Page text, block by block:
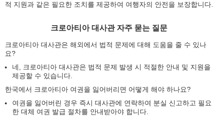
적 지원과 같은 필요한 조치를 제공하여 여행자의 안전을 보장합니다.
크로아티아 대사관 자주 묻는 질문
크로아티아 대사관은 해외에서 법적 문제에 대해 도움을 줄 수 있나
요?
네, 크로아티아 대사관은 법적 문제 발생 시 적절한 안내 및 지원을
제공할 수 있습니다.
한국에서 크로아티아 여권을 잃어버리면 어떻게 해야 하나요?
여권을 잃어버린 경우 즉시 대사관에 연락하여 분실 신고하고 필요
한 대체 여권 발급 절차를 안내받아야 합니다.